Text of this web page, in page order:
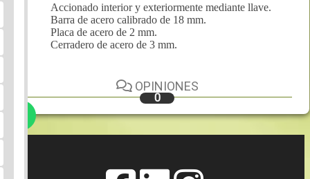
Accionado interior y exteriormente mediante llave.
Barra de acero calibrado de 18 mm.
Placa de acero de 2 mm.
Cerradero de acero de 3 mm.
OPINIONES
0